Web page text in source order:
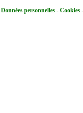
Données personnelles - Cookies